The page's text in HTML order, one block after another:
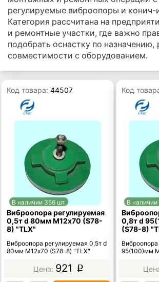
регулируемые виброопоры и
Категория рассчитана на
и ремонтные участки, где важно
подобрать оснастку по
совместимости с оборудованием.
Код товара:44507
В наличии 356 шт.
Виброопора регулируемая
0,5т d 80мм М12х70 (S78-
8) "TLX"
Виброопора регулируемая 0,5т d
80мм М12х70 (S78-8) "TLX"
921 p
Код
В наличии
0,8т d 95(100)мм М12х75
(S78-8)
95(100)мм